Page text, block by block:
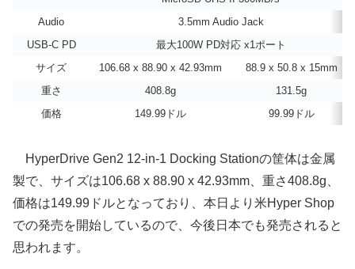
Audio
3.5mm Audio Jack
USB-C PD
最大100W PD対応 x1ポート
サイズ
106.68 x 88.90 x 42.93mm
88.9 x 50.8 x 15mm
重さ
408.8g
131.5g
価格
149.99ドル 99.99ドル
HyperDrive Gen2 12-in-1 Docking Stationの筐体は金属
製で、サイズは106.68 x 88.90 x 42.93mm、重さ408.8g、
価格は149.99ドルとなっており、本日より米Hyper Shop
での発売を開始しているので、今後日本でも発売されると
思われます。